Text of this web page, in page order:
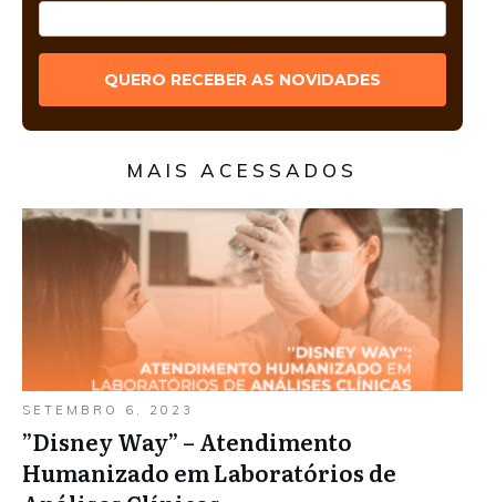
QUERO RECEBER AS NOVIDADES
MAIS ACESSADOS
SETEMBRO 6, 2023
”Disney Way” – Atendimento
Humanizado em Laboratórios de